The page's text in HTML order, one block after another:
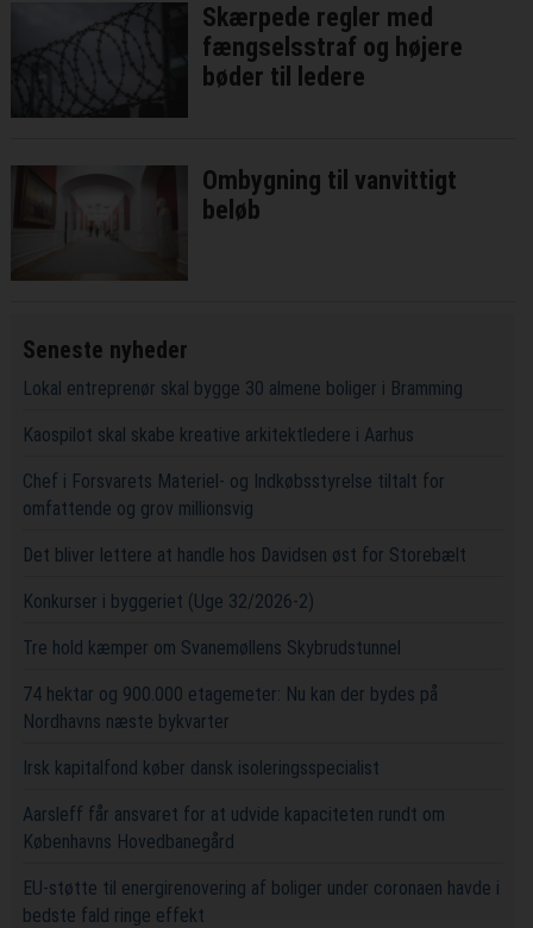
Skærpede regler med
fængselsstraf og højere
bøder til ledere
Ombygning til vanvittigt
beløb
Seneste nyheder
Lokal entreprenør skal bygge 30 almene boliger i Bramming
Kaospilot skal skabe kreative arkitektledere i Aarhus
Chef i Forsvarets Materiel- og Indkøbsstyrelse tiltalt for
omfattende og grov millionsvig
Det bliver lettere at handle hos Davidsen øst for Storebælt
Konkurser i byggeriet (Uge 32/2026-2)
Tre hold kæmper om Svanemøllens Skybrudstunnel
74 hektar og 900.000 etagemeter: Nu kan der bydes på
Nordhavns næste bykvarter
Irsk kapitalfond køber dansk isoleringsspecialist
Aarsleff får ansvaret for at udvide kapaciteten rundt om
Københavns Hovedbanegård
EU-støtte til energirenovering af boliger under coronaen havde i
bedste fald ringe effekt